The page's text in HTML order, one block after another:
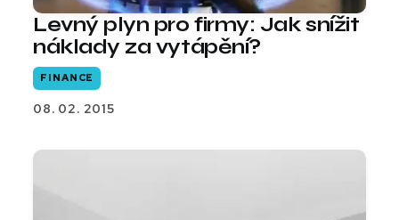
Levný plyn pro firmy: Jak snížit
náklady za vytápění?
FINANCE
08. 02. 2015